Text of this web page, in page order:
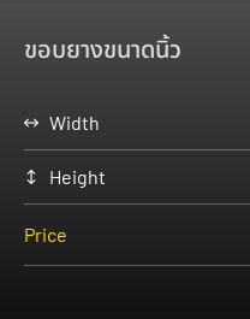
ขอบยางขนาดนิ้ว
Width
Height
Price